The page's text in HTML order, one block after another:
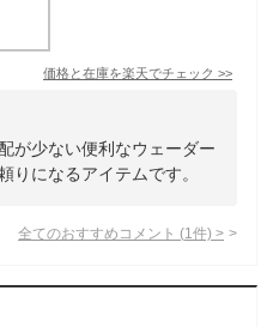
価格と在庫を楽天でチェック >>
が少ない便利なウェーダー
りになるアイテムです。
全てのおすすめコメント (1 件) >